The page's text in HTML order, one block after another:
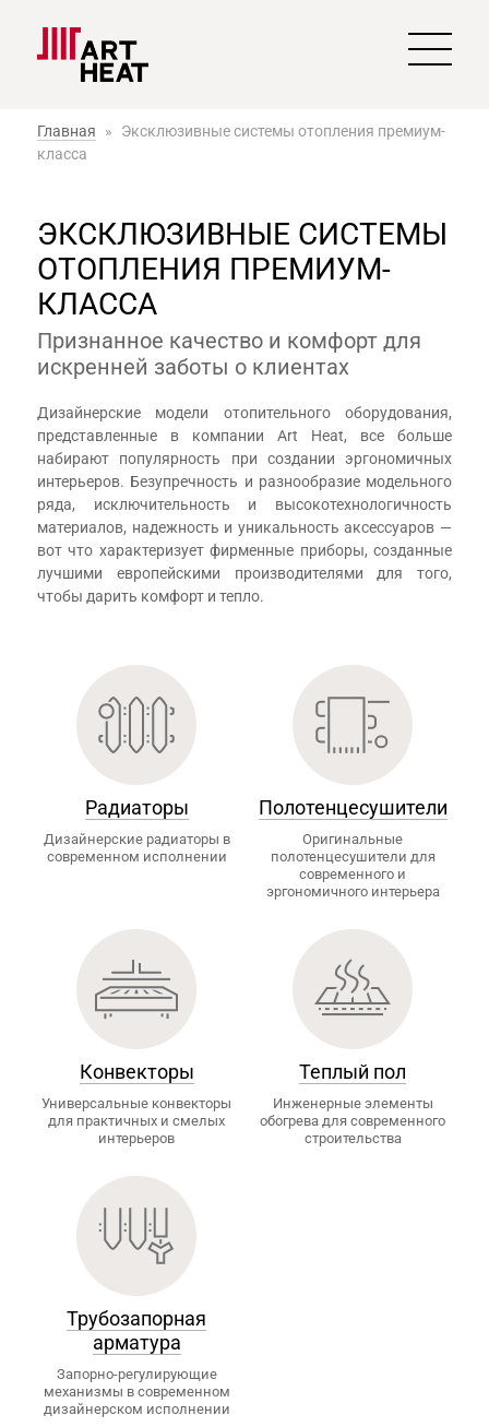
Главная »
Эксклюзивные системы отопления премиум-
класса
ЭКСКЛЮЗИВНЫЕ СИСТЕМЫ
ОТОПЛЕНИЯ ПРЕМИУМ-
КЛАССА
Признанное качество и комфорт для
искренней заботы о клиентах
Дизайнерские модели отопительного оборудования,
представленные в компании Art Heat, все больше
набирают популярность при создании эргономичных
интерьеров. Безупречность и разнообразие модельного
ряда, исключительность и высокотехнологичность
материалов, надежность и уникальность аксессуаров —
вот что характеризует фирменные приборы, созданные
лучшими европейскими производителями для того,
чтобы дарить комфорт и тепло.
Радиаторы
Дизайнерские радиаторы в
современном исполнении
Полотенцесушители
Оригинальные
полотенцесушители для
современного и
эргономичного интерьера
Конвекторы
Универсальные конвекторы
для практичных и смелых
интерьеров
Теплый пол
Инженерные элементы
обогрева для современного
строительства
Трубозапорная
арматура
Запорно-регулирующие
механизмы в современном
дизайнерском исполнении